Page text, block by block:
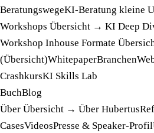
BeratungswegeKI-Beratung kleine
Workshops Übersicht → KI Deep
Workshop Inhouse Formate
(Übersicht)WhitepaperBranchen
CrashkursKI Skills Lab
BuchBlog
Über Übersicht → Über Hubertus
CasesVideosPresse & Speaker-Profil